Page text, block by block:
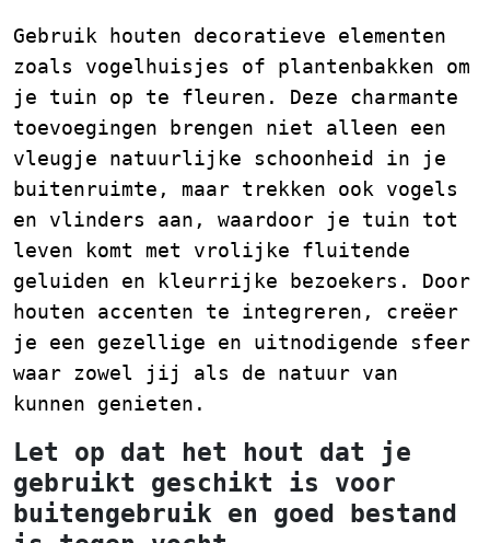
Gebruik houten decoratieve elementen
zoals vogelhuisjes of plantenbakken om
je tuin op te fleuren. Deze charmante
toevoegingen brengen niet alleen een
vleugje natuurlijke schoonheid in je
buitenruimte, maar trekken ook vogels
en vlinders aan, waardoor je tuin tot
leven komt met vrolijke fluitende
geluiden en kleurrijke bezoekers. Door
houten accenten te integreren, creëer
je een gezellige en uitnodigende sfeer
waar zowel jij als de natuur van
kunnen genieten.
Let op dat het hout dat je
gebruikt geschikt is voor
buitengebruik en goed bestand